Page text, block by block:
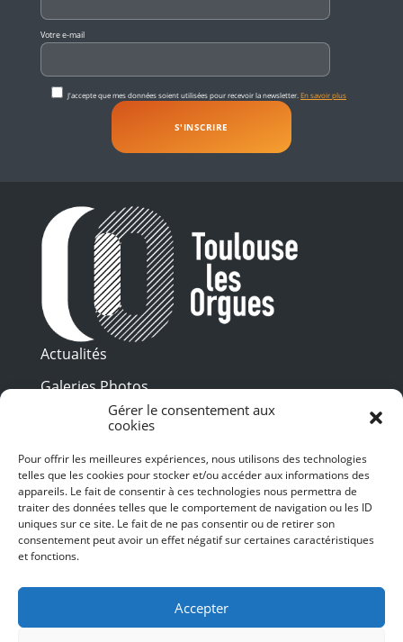
Gérer le consentement aux
cookies
Pour offrir les meilleures expériences, nous utilisons des technologies
telles que les cookies pour stocker et/ou accéder aux informations des
appareils. Le fait de consentir à ces technologies nous permettra de
traiter des données telles que le comportement de navigation ou les ID
uniques sur ce site. Le fait de ne pas consentir ou de retirer son
consentement peut avoir un effet négatif sur certaines caractéristiques
et fonctions.
Accepter
Votre e-mail
J'accepte que mes données soient utilisées pour recevoir la newsletter.En savoir plus
Actualités
Galeries Photos
Vidéothèque
Presse
Billetterie
Recrutement
Mentions légales
Politique de confidentialité
SUIVEZ-NOUS